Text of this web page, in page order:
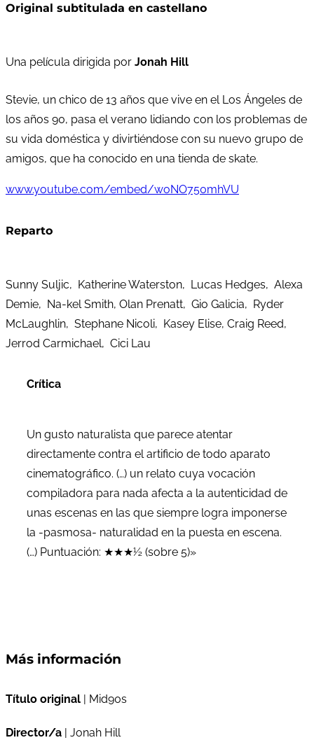
Original subtitulada en castellano
Una película dirigida por Jonah Hill
Stevie, un chico de 13 años que vive en el Los Ángeles de
los años 90, pasa el verano lidiando con los problemas de
su vida doméstica y divirtiéndose con su nuevo grupo de
amigos, que ha conocido en una tienda de skate.
www.youtube.com/embed/woNO750mhVU
Reparto
Sunny Suljic, Katherine Waterston, Lucas Hedges, Alexa
Demie, Na-kel Smith, Olan Prenatt, Gio Galicia, Ryder
McLaughlin, Stephane Nicoli, Kasey Elise, Craig Reed,
Jerrod Carmichael, Cici Lau
Crítica
Un gusto naturalista que parece atentar
directamente contra el artificio de todo aparato
cinematográfico. (…) un relato cuya vocación
compiladora para nada afecta a la autenticidad de
unas escenas en las que siempre logra imponerse
la -pasmosa- naturalidad en la puesta en escena.
(…) Puntuación: ★★★½ (sobre 5)»
Más información
Título original | Mid90s
Director/a | Jonah Hill